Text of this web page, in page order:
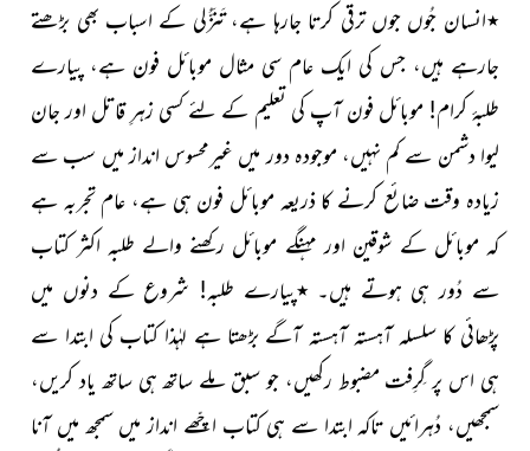
٭انسان جُوں جوں ترقی کرتا جارہا ہے، تَنَزُّلی کے اسباب بھی بڑھتے
جارہے ہیں، جس کی ایک عام سی مثال موبائل فون ہے، پیارے
طلبۂ کرام! موبائل فون آپ کی تعلیم کے لئے کسی زہرِ قاتل اور جان
لیوا دشمن سے کم نہیں، موجودہ دور میں غیرمحسوس انداز میں سب سے
زیادہ وقت ضائع کرنے کا ذریعہ موبائل فون ہی ہے، عام تجربہ ہے
کہ موبائل کے شوقین اور مہنگے موبائل رکھنے والے طلبہ اکثر کتاب
سے دُور ہی ہوتے ہیں۔ ٭پیارے طلبہ! شروع کے دنوں میں
پڑھائی کا سلسلہ آہستہ آہستہ آگے بڑھتا ہے لہٰذا کتاب کی ابتدا سے
ہی اس پر گِرِفت مضبوط رکھیں، جو سبق ملے ساتھ ہی ساتھ یاد کریں،
سمجھیں، دُہرائیں تاکہ ابتدا سے ہی کتاب اچّھے انداز میں سمجھ میں آنا